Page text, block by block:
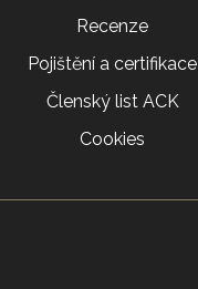
Recenze
Pojištění a certifikace
Členský list ACK
Cookies